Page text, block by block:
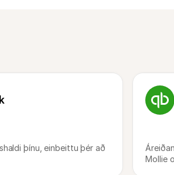
þínu, einbeittu þér að
Mollie